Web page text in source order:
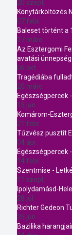
20 szept.
Könytárköltözés
07 febr.
Baleset történt a
27 márc.
Az Esztergomi
avatási
06 okt.
Tragédiába
20 márc.
Egészségpercek
15 jan.
Komárom-
21 febr.
Tűzvész pusztít
04 ápr.
Egészségpercek
14 febr.
Szentmise -
11 szept.
Ipolydamásd-
28 júl.
Richter Gedeon
25 jún.
Bazilika